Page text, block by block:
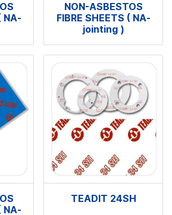
NA-
NON-ASBESTOS
FIBRE SHEETS ( NA-
jointing )
NA-
TEADIT 24SH